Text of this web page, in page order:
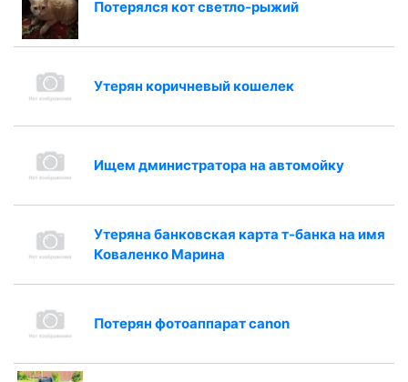
Потерялся кот светло-рыжий
Утерян коричневый кошелек
Ищем дминистратора на автомойку
Утеряна банковская карта т-банка на имя
Коваленко Марина
Потерян фотоаппарат canon